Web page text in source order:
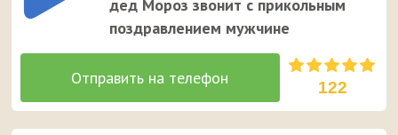
дед Мороз звонит с прикольным
поздравлением мужчине
122